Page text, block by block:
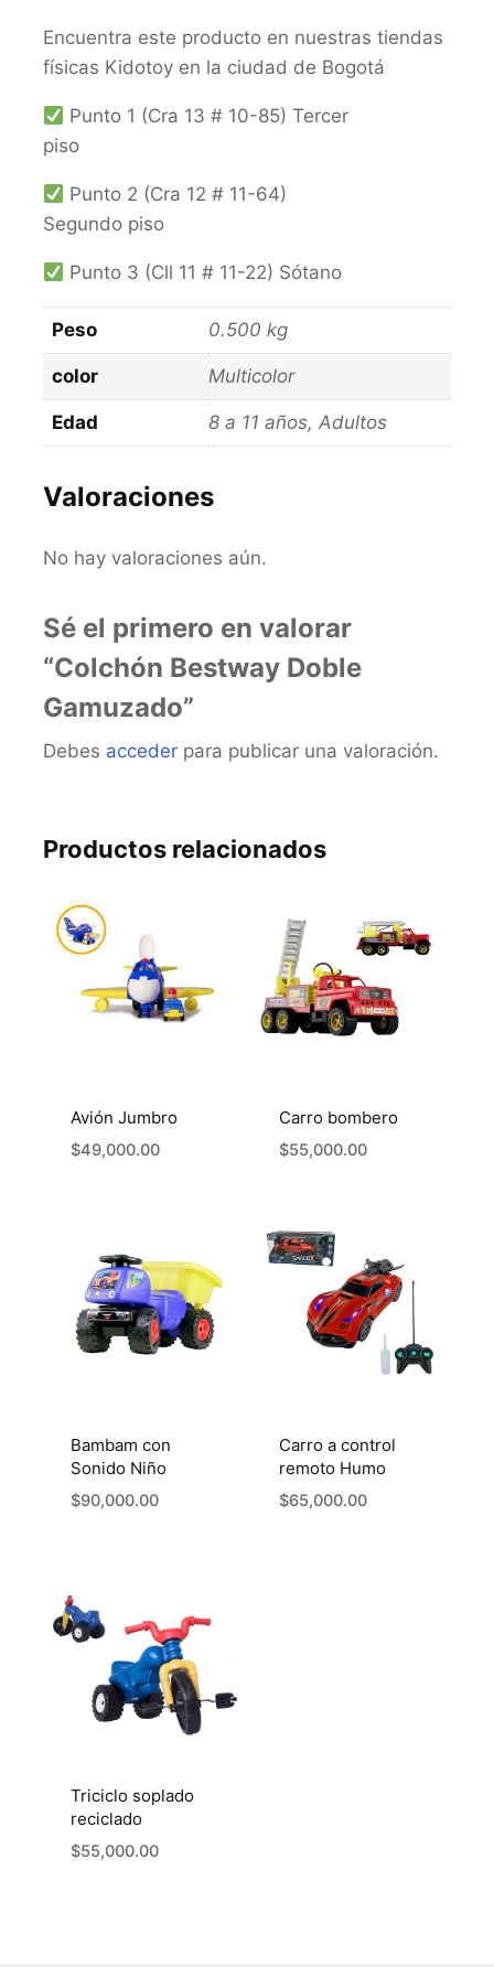
Encuentra este producto en nuestras tiendas
físicas Kidotoy en la ciudad de Bogotá
Punto 1 (Cra 13 # 10-85) Tercer
piso
Punto 2 (Cra 12 # 11-64)
Segundo piso
Punto 3 (Cll 11 # 11-22) Sótano
Peso 0.500 kg
color Multicolor
Edad 8 a 11 años, Adultos
Valoraciones
No hay valoraciones aún.
Sé el primero en valorar
“Colchón Bestway Doble
Gamuzado”
Debes acceder para publicar una valoración.
Productos relacionados
Avión Jumbro
$49,000.00
Carro bombero
$55,000.00
Bambam con
Sonido Niño
$90,000.00
Carro a control
remoto Humo
$65,000.00
Triciclo soplado
reciclado
$55,000.00